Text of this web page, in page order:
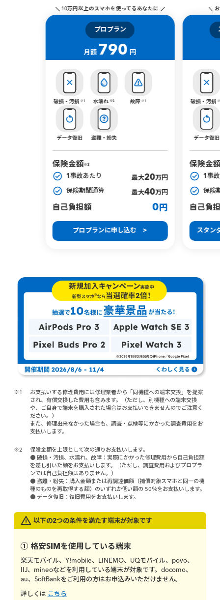
10万円以上のスマホを使ってるあなたに
プロプラン
月額 790 円
保険金額※2
1事故あたり 最大20万円
保険期間通算
最大40万円
自己負担額 0 円
プロプランに申し込む >
保険金
1事
保険
自己負
スタン
※1
お支払いする修理費用には修理業者から「同機種への端末交換」を提案
され、有償交換した費用も含みます。（ただし、別機種への端末交換
や、ご自身で端末を購入された場合はお支払いできませんのでご注意く
ださい。）
また、修理出来なかった場合も、調査・点検等にかかった調査費用をお
支払いします。
※2
保険金額を上限として次の通りお支払いします。
● 破損・汚損、水濡れ、故障：実際にかかった修理費用から自己負担額
を差し引いた額をお支払いします。（ただし、調査費用およびプロプラ
ンでは自己負担額はありません。）
● 盗難・紛失：購入金額または再調達価額（補償対象スマホと同一の機
種のものを再取得する額）のいずれか低い額の 50％をお支払いします。
● データ復旧：復旧費用をお支払いします。
以下の2つの条件を満たす端末が対象です
① 格安SIMを使用している端末
楽天モバイル、Y!mobile、LINEMO、UQモバイル、povo、
IIJ、mineoなどを利用している端末が対象です。docomo、
au、SoftBankをご利用の方はお申込みいただけません。
詳しくは こちら